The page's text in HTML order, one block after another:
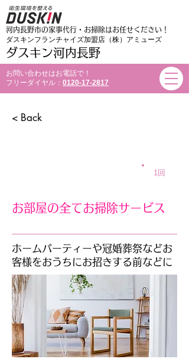
河内長野市の家事代行・お掃除はお任せください！
ダスキンフランチャイズ加盟店（株）アミューズ
ダスキン河内長野
お問い合わせはお電話で！
​フリーダイヤル： 0120-17-2817
< Back
1回
お部屋の全てお掃除サービス
ホームパーティーや冠婚葬祭などお
客様をおうちにお招きする前などに